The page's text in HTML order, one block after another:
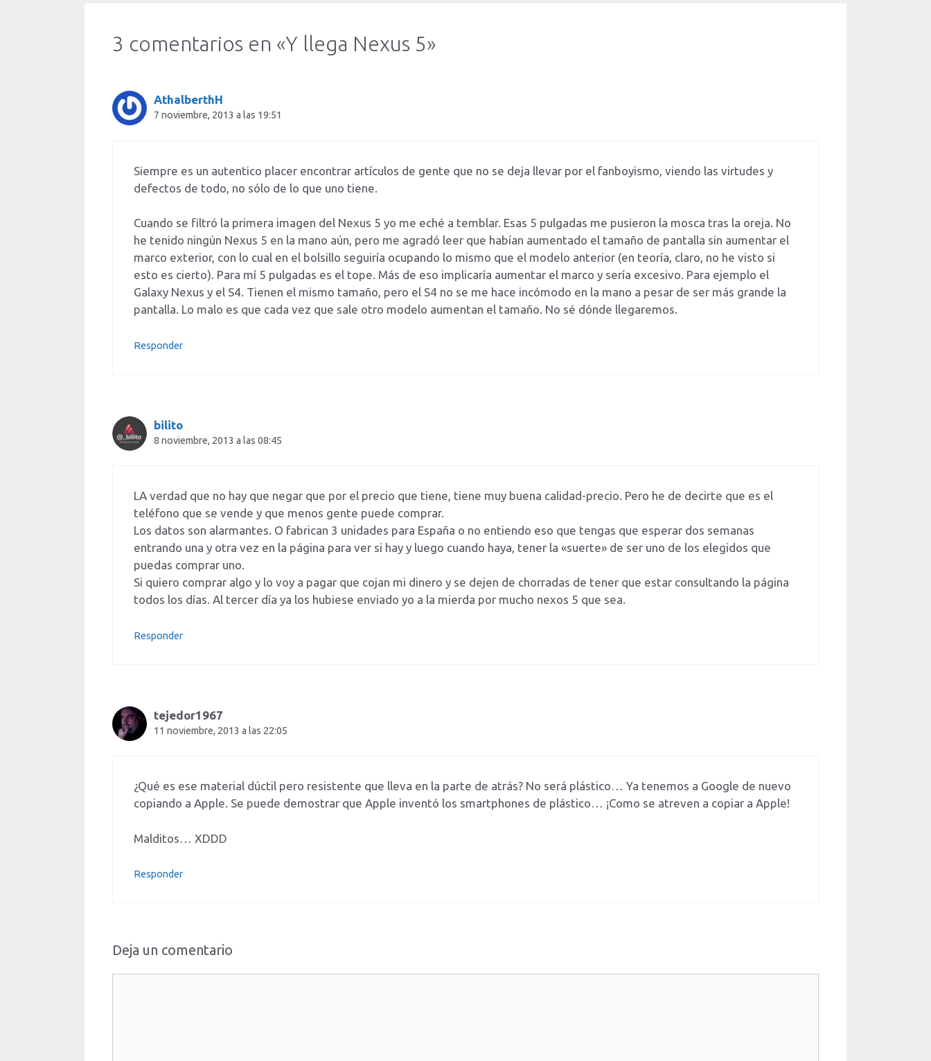
3 comentarios en «Y llega Nexus 5»
AthalberthH
7 noviembre, 2013 a las 19:51
Siempre es un autentico placer encontrar artículos de gente que no se deja llevar por el fanboyismo, viendo las virtudes y
defectos de todo, no sólo de lo que uno tiene.
Cuando se filtró la primera imagen del Nexus 5 yo me eché a temblar. Esas 5 pulgadas me pusieron la mosca tras la oreja. No
he tenido ningún Nexus 5 en la mano aún, pero me agradó leer que habían aumentado el tamaño de pantalla sin aumentar el
marco exterior, con lo cual en el bolsillo seguiría ocupando lo mismo que el modelo anterior (en teoría, claro, no he visto si
esto es cierto). Para mí 5 pulgadas es el tope. Más de eso implicaría aumentar el marco y sería excesivo. Para ejemplo el
Galaxy Nexus y el S4. Tienen el mismo tamaño, pero el S4 no se me hace incómodo en la mano a pesar de ser más grande la
pantalla. Lo malo es que cada vez que sale otro modelo aumentan el tamaño. No sé dónde llegaremos.
Responder
bilito
8 noviembre, 2013 a las 08:45
LA verdad que no hay que negar que por el precio que tiene, tiene muy buena calidad-precio. Pero he de decirte que es el
teléfono que se vende y que menos gente puede comprar.
Los datos son alarmantes. O fabrican 3 unidades para España o no entiendo eso que tengas que esperar dos semanas
entrando una y otra vez en la página para ver si hay y luego cuando haya, tener la «suerte» de ser uno de los elegidos que
puedas comprar uno.
Si quiero comprar algo y lo voy a pagar que cojan mi dinero y se dejen de chorradas de tener que estar consultando la página
todos los días. Al tercer día ya los hubiese enviado yo a la mierda por mucho nexos 5 que sea.
Responder
tejedor1967
11 noviembre, 2013 a las 22:05
¿Qué es ese material dúctil pero resistente que lleva en la parte de atrás? No será plástico… Ya tenemos a Google de nuevo
copiando a Apple. Se puede demostrar que Apple inventó los smartphones de plástico… ¡Como se atreven a copiar a Apple!
Malditos… XDDD
Responder
Deja un comentario